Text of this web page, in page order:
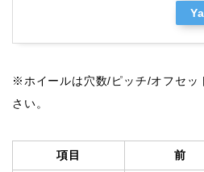
※ホイールは穴数/ピッチ/オフセッ
さい。
項目 前